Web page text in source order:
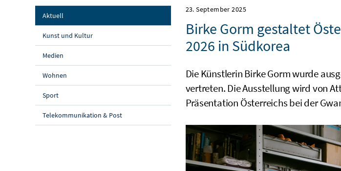
Aktuell
Kunst und Kultur
Medien
Wohnen
Sport
Telekommunikation & Post
23. September 2025
Birke Gorm gestaltet
2026 in Südkorea
Die Künstlerin Birke Gorm wurde
vertreten. Die Ausstellung wird von
Präsentation Österreichs bei der